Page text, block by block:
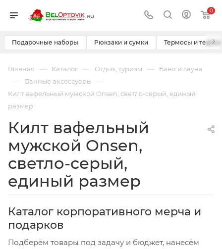
0
Подарочные наборы Рюкзаки и сумки Термосы и ›
Главная — Каталог — Отдых, туризм — Баня и сауна
— Банные аксессуары —
Килт вафельный мужской Onsen, светло-серый, единый
размер
Килт вафельный
мужской Onsen,
светло-серый,
единый размер
Каталог корпоративного мерча и
подарков
Подберём товары под задачу и бюджет, нанесём